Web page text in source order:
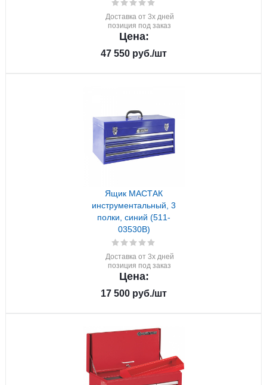
Доставка от 3х дней
позиция под заказ
Цена:
47 550 руб./шт
Ящик МАСТАК
инструментальный, 3
полки, синий (511-
03530B)
Доставка от 3х дней
позиция под заказ
Цена:
17 500 руб./шт